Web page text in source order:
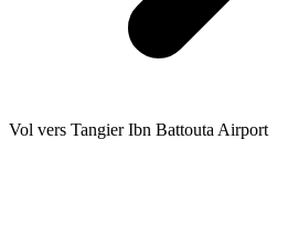
Vol vers Tangier Ibn Battouta Airport